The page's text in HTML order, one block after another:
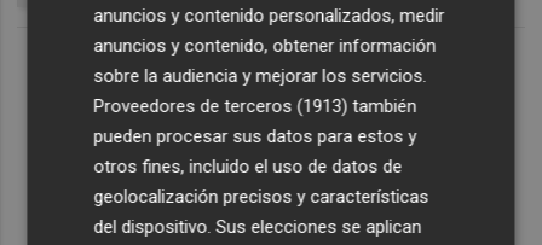
anuncios y contenido personalizados, medir
anuncios y contenido, obtener información
sobre la audiencia y mejorar los servicios.
Proveedores de terceros (1913) también
pueden procesar sus datos para estos y
otros fines, incluido el uso de datos de
geolocalización precisos y características
del dispositivo. Sus elecciones se aplican